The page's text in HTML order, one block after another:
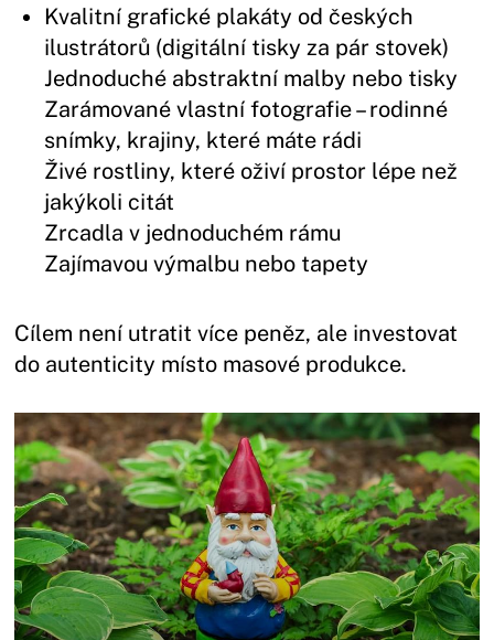
Kvalitní grafické plakáty od českých
ilustrátorů (digitální tisky za pár stovek)
Jednoduché abstraktní malby nebo tisky
Zarámované vlastní fotografie – rodinné
snímky, krajiny, které máte rádi
Živé rostliny, které oživí prostor lépe než
jakýkoli citát
Zrcadla v jednoduchém rámu
Zajímavou výmalbu nebo tapety
Cílem není utratit více peněz, ale investovat
do autenticity místo masové produkce.